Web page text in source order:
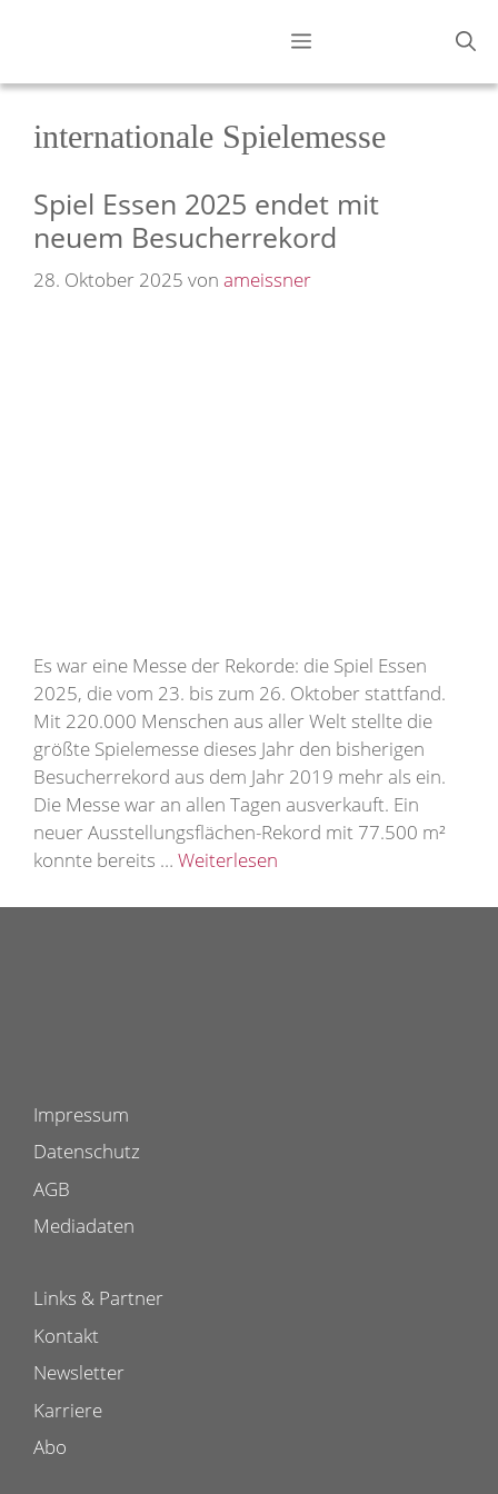
Menü
internationale Spielemesse
Spiel Essen 2025 endet mit
neuem Besucherrekord
28. Oktober 2025 von ameissner
Es war eine Messe der Rekorde: die Spiel Essen
2025, die vom 23. bis zum 26. Oktober stattfand.
Mit 220.000 Menschen aus aller Welt stellte die
größte Spielemesse dieses Jahr den bisherigen
Besucherrekord aus dem Jahr 2019 mehr als ein.
Die Messe war an allen Tagen ausverkauft. Ein
neuer Ausstellungsflächen-Rekord mit 77.500 m²
konnte bereits … Weiterlesen
Impressum
Datenschutz
AGB
Mediadaten
Links & Partner
Kontakt
Newsletter
Karriere
Abo